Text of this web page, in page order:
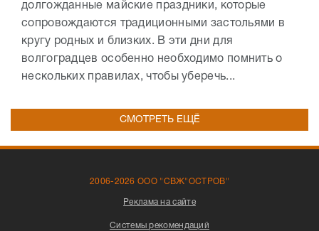
долгожданные майские праздники, которые
сопровождаются традиционными застольями в
кругу родных и близких. В эти дни для
волгоградцев особенно необходимо помнить о
нескольких правилах, чтобы уберечь...
СМОТРЕТЬ ЕЩЁ
2006-2026 ООО "СВЖ"ОСТРОВ"
Реклама на сайте
Системы рекомендаций